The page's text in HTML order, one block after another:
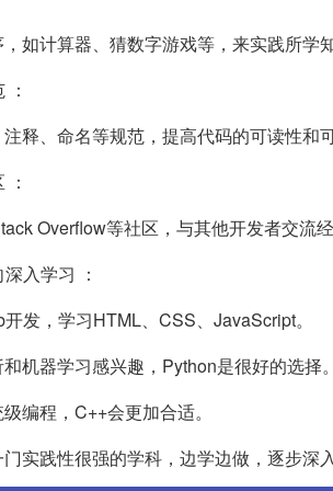
如计算器、猜数字游戏等，来实践所学知
释、命名等规范，提高代码的可读性和可
Overflow等社区，与其他开发者交流经
入学习 ：
发，学习HTML、CSS、JavaScript。
机器学习感兴趣，Python是很好的选择。
编程，C++会更加合适。
实践性很强的学科，边学边做，逐步深入